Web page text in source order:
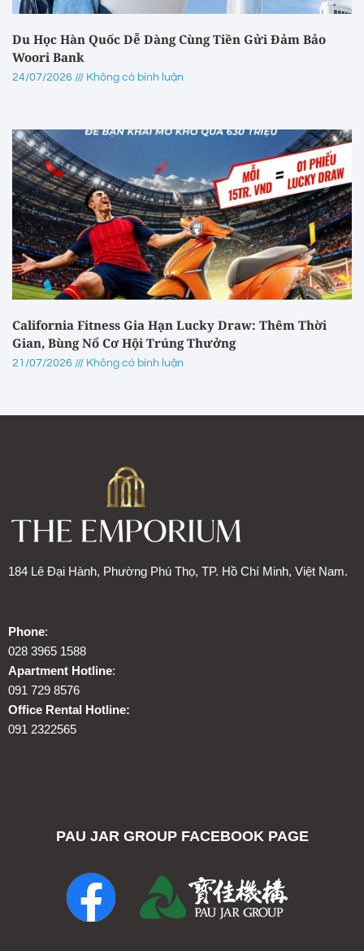
Du Học Hàn Quốc Dễ Dàng Cùng Tiền Gửi Đảm Bảo
Woori Bank
24/07/2026 Không có bình luận
California Fitness Gia Hạn Lucky Draw: Thêm Thời
Gian, Bùng Nổ Cơ Hội Trúng Thưởng
21/07/2026 Không có bình luận
184 Lê Đại Hành, Phường Phú Thọ, TP. Hồ Chí Minh, Việt Nam.
Phone:
028 3965 1588
Apartment Hotline:
091 729 8576
Office Rental Hotline:
091 2322565
PAU JAR GROUP FACEBOOK PAGE